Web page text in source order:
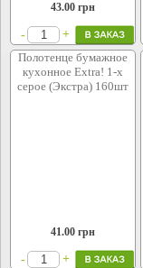
43.00грн
- +
Полотенце бумажное
кухонное Extra! 1-х
серое (Экстра) 160шт
41.00грн
- +